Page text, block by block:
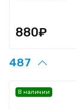
880₽
487
В наличии